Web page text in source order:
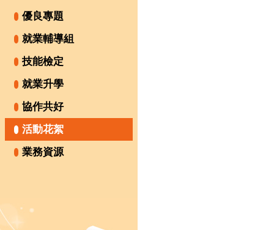
優良專題
就業輔導組
技能檢定
就業升學
協作共好
活動花絮
業務資源